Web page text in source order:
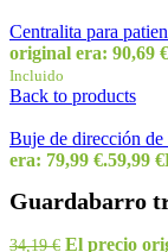
Centralita para
original era: 90,69
Incluido
Back to products
Buje de dirección
era: 79,99 €.59,99 €
Guardabarro
34,19€ El precio